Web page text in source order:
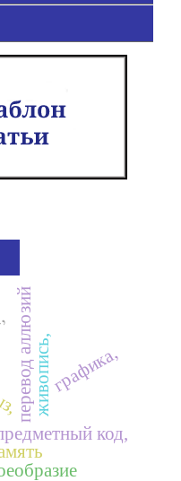
живопись,графика,
код,
перевод аллюзий